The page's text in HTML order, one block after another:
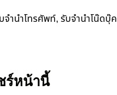
จำนำโทรศัพท์, รับจำนำโน๊ดบุ๊ค
ร์หน้านี้